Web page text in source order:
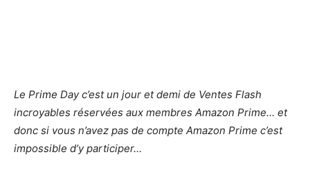
Le Prime Day c’est un jour et demi de Ventes Flash
incroyables réservées aux membres Amazon Prime… et
donc si vous n’avez pas de compte Amazon Prime c’est
impossible d’y participer…